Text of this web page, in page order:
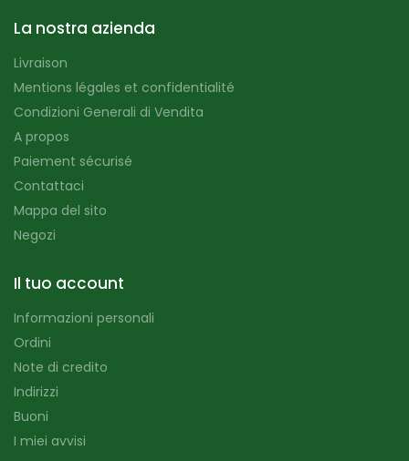
La nostra azienda
Livraison
Mentions légales et confidentialité
Condizioni Generali di Vendita
A propos
Paiement sécurisé
Contattaci
Mappa del sito
Negozi
Il tuo account
Informazioni personali
Ordini
Note di credito
Indirizzi
Buoni
I miei avvisi